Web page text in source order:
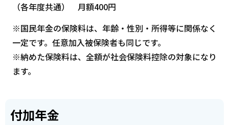
（各年度共通） 月額400円
※国民年金の保険料は、年齢・性別・所得等に関係なく
一定です。任意加入被保険者も同じです。
※納めた保険料は、全額が社会保険料控除の対象になり
ます。
付加年金